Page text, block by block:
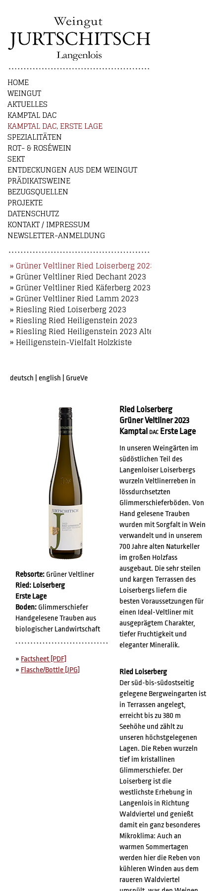
HOME
WEINGUT
AKTUELLES
KAMPTAL DAC
KAMPTAL DAC, ERSTE LAGE
SPEZIALITÄTEN
ROT- & ROSÉWEIN
SEKT
ENTDECKUNGEN AUS DEM WEINGUT
PRÄDIKATSWEINE
BEZUGSQUELLEN
PROJEKTE
DATENSCHUTZ
KONTAKT / IMPRESSUM
NEWSLETTER-ANMELDUNG
» Grüner Veltliner Ried Loiserberg 2023
» Grüner Veltliner Ried Dechant 2023
» Grüner Veltliner Ried Käferberg 2023
» Grüner Veltliner Ried Lamm 2023
» Riesling Ried Loiserberg 2023
» Riesling Ried Heiligenstein 2023
» Riesling Ried Heiligenstein 2023 Alte Reben
» Heiligenstein-Vielfalt Holzkiste
deutsch english GrueVe
Rebsorte: Grüner Veltliner
Ried: Loiserberg
Erste Lage
Boden: Glimmerschiefer
Handgelesene Trauben aus
biologischer Landwirtschaft
» Factsheet [PDF]
» Flasche/Bottle [JPG]
Ried Loiserberg
Grüner Veltliner 2023
KamptalDAC Erste Lage
In unseren Weingärten im
südöstlichen Teil des
Langenloiser Loiserbergs
wurzeln Veltlinerreben in
lössdurchsetzten
Glimmerschieferböden. Von
Hand gelesene Trauben
wurden mit Sorgfalt in Wein
verwandelt und in unserem
700 Jahre alten Naturkeller
im großen Holzfass
ausgebaut. Die sehr steilen
und kargen Terrassen des
Loiserbergs liefern die
besten Voraussetzungen für
einen Ideal-Veltliner mit
ausgeprägtem Charakter,
tiefer Fruchtigkeit und
eleganter Mineralik.
Ried Loiserberg
Der süd-bis-südostseitig
gelegene Bergweingarten ist
in Terrassen angelegt,
erreicht bis zu 380 m
Seehöhe und zählt zu
unseren höchstgelegenen
Lagen. Die Reben wurzeln
tief im kristallinen
Glimmerschiefer. Der
Loiserberg ist die
westlichste Erhebung in
Langenlois in Richtung
Waldviertel und genießt
damit ein ganz besonderes
Mikroklima: Auch an
warmen Sommertagen
werden hier die Reben von
kühleren Winden aus dem
raueren Waldviertel